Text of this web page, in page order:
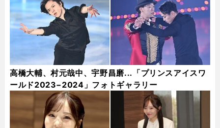
高橋大輔、村元哉中、宇野昌磨...「プリンスアイスワ
ールド2023−2024」フォトギャラリー